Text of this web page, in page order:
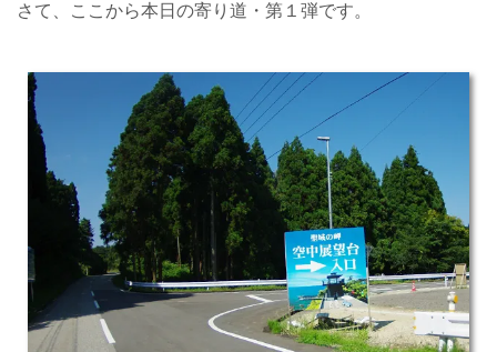
さて、ここから本日の寄り道・第１弾です。